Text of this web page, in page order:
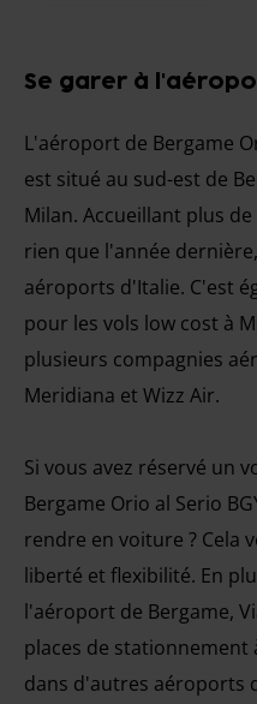
Se garer à
L'aéroport de Bergame
est situé au sud-est de
Milan. Accueillant plus
rien que l'année
aéroports d'Italie. C'est
pour les vols low cost à
plusieurs compagnies
Meridiana et Wizz Air.
Si vous avez réservé un
Bergame Orio al Serio
rendre en voiture ? Cela
liberté et flexibilité. En
l'aéroport de Bergame,
places de
dans d'autres aéroports